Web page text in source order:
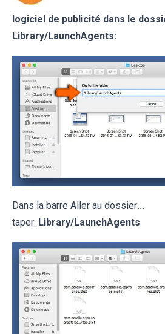
logiciel de publicité dans le
Library/LaunchAgents:
Dans la barre Aller au dossier...
taper: Library/LaunchAgents